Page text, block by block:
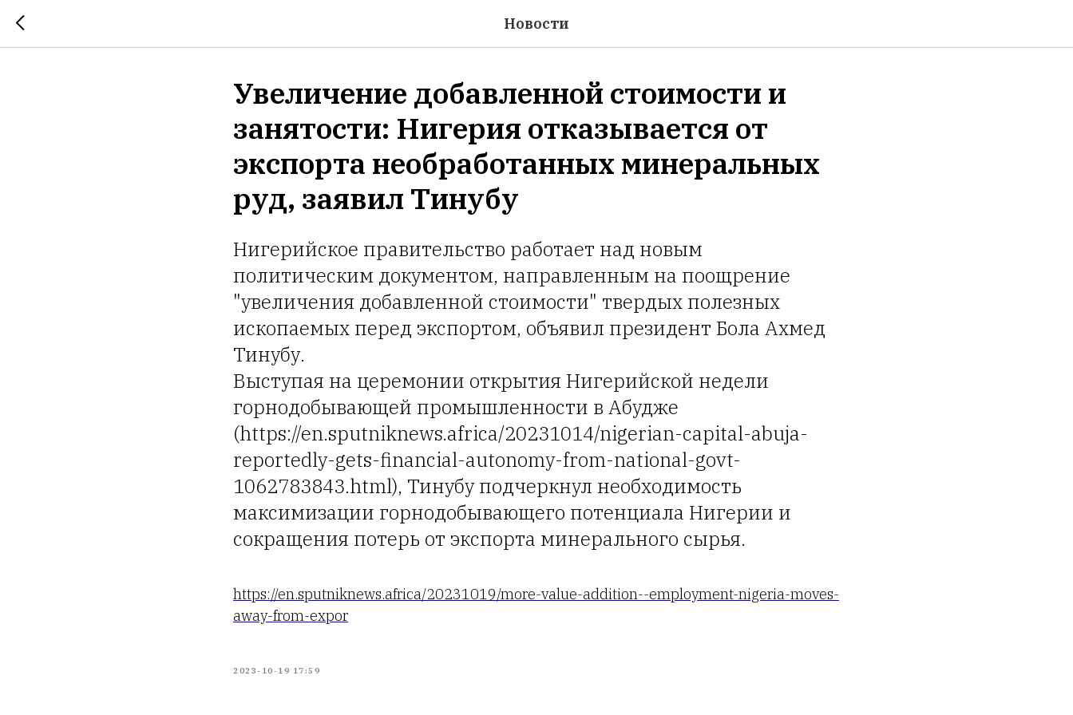
Новости
Увеличение добавленной стоимости и
занятости: Нигерия отказывается от
экспорта необработанных минеральных
руд, заявил Тинубу
Нигерийское правительство работает над новым
политическим документом, направленным на поощрение
"увеличения добавленной стоимости" твердых полезных
ископаемых перед экспортом, объявил президент Бола Ахмед
Тинубу.
Выступая на церемонии открытия Нигерийской недели
горнодобывающей промышленности в Абудже
(https://en.sputniknews.africa/20231014/nigerian-capital-abuja-
reportedly-gets-financial-autonomy-from-national-govt-
1062783843.html), Тинубу подчеркнул необходимость
максимизации горнодобывающего потенциала Нигерии и
сокращения потерь от экспорта минерального сырья.
https://en.sputniknews.africa/20231019/more-value-addition--employment-nigeria-moves-
away-from-expor
2023-10-19 17:59